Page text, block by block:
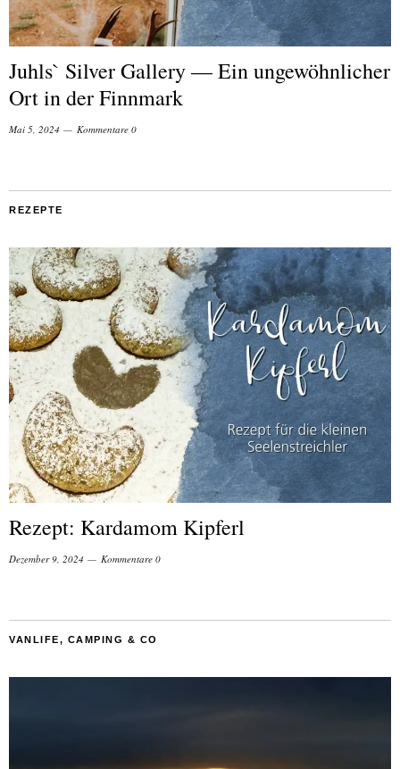
Juhls` Silver Gallery — Ein ungewöhnlicher
Ort in der Finnmark
Mai 5, 2024 Kommentare 0
REZEPTE
Rezept: Kardamom Kipferl
Dezember 9, 2024 Kommentare 0
VANLIFE, CAMPING & CO